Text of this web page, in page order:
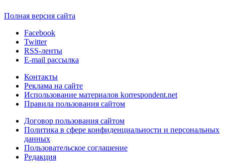
Полная версия сайта
Facebook
Twitter
RSS-ленты
E-mail рассылка
Контакты
Реклама на сайте
Использование материалов korrespondent.net
Правила пользования сайтом
Договор пользования сайтом
Политика в сфере конфиденциальности и персональных
данных
Пользовательское соглашение
Редакция